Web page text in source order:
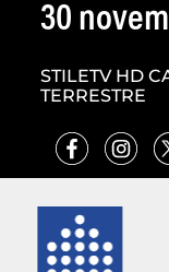
30
STILETV HD
TERRESTRE